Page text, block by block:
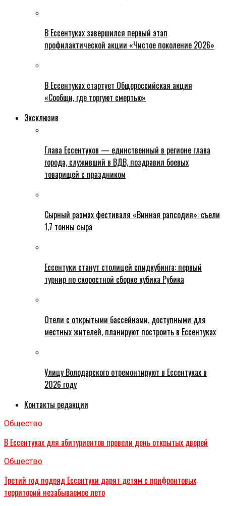
В Ессентуках завершился первый этап
профилактической акции «Чистое поколение 2026»
В Ессентуках стартует Общероссийская акция
«Сообщи, где торгуют смертью»
Эксклюзив
Глава Ессентуков — единственный в регионе глава
города, служивший в ВДВ, поздравил боевых
товарищей с праздником
Сырный размах фестиваля «Винная рапсодия»: съели
1,7 тонны сыра
Ессентуки станут столицей спидкубинга: первый
турнир по скоростной сборке кубика Рубика
Отели с открытыми бассейнами, доступными для
местных жителей, планируют построить в Ессентуках
Улицу Володарского отремонтируют в Ессентуках в
2026 году
Контакты редакции
Общество
В Ессентуках для абитуриентов провели день открытых дверей
Общество
Третий год подряд Ессентуки дарят детям с прифронтовых
территорий незабываемое лето